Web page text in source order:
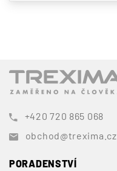
+420 720 865 068
obchod@trexima.cz
PORADENSTVÍ